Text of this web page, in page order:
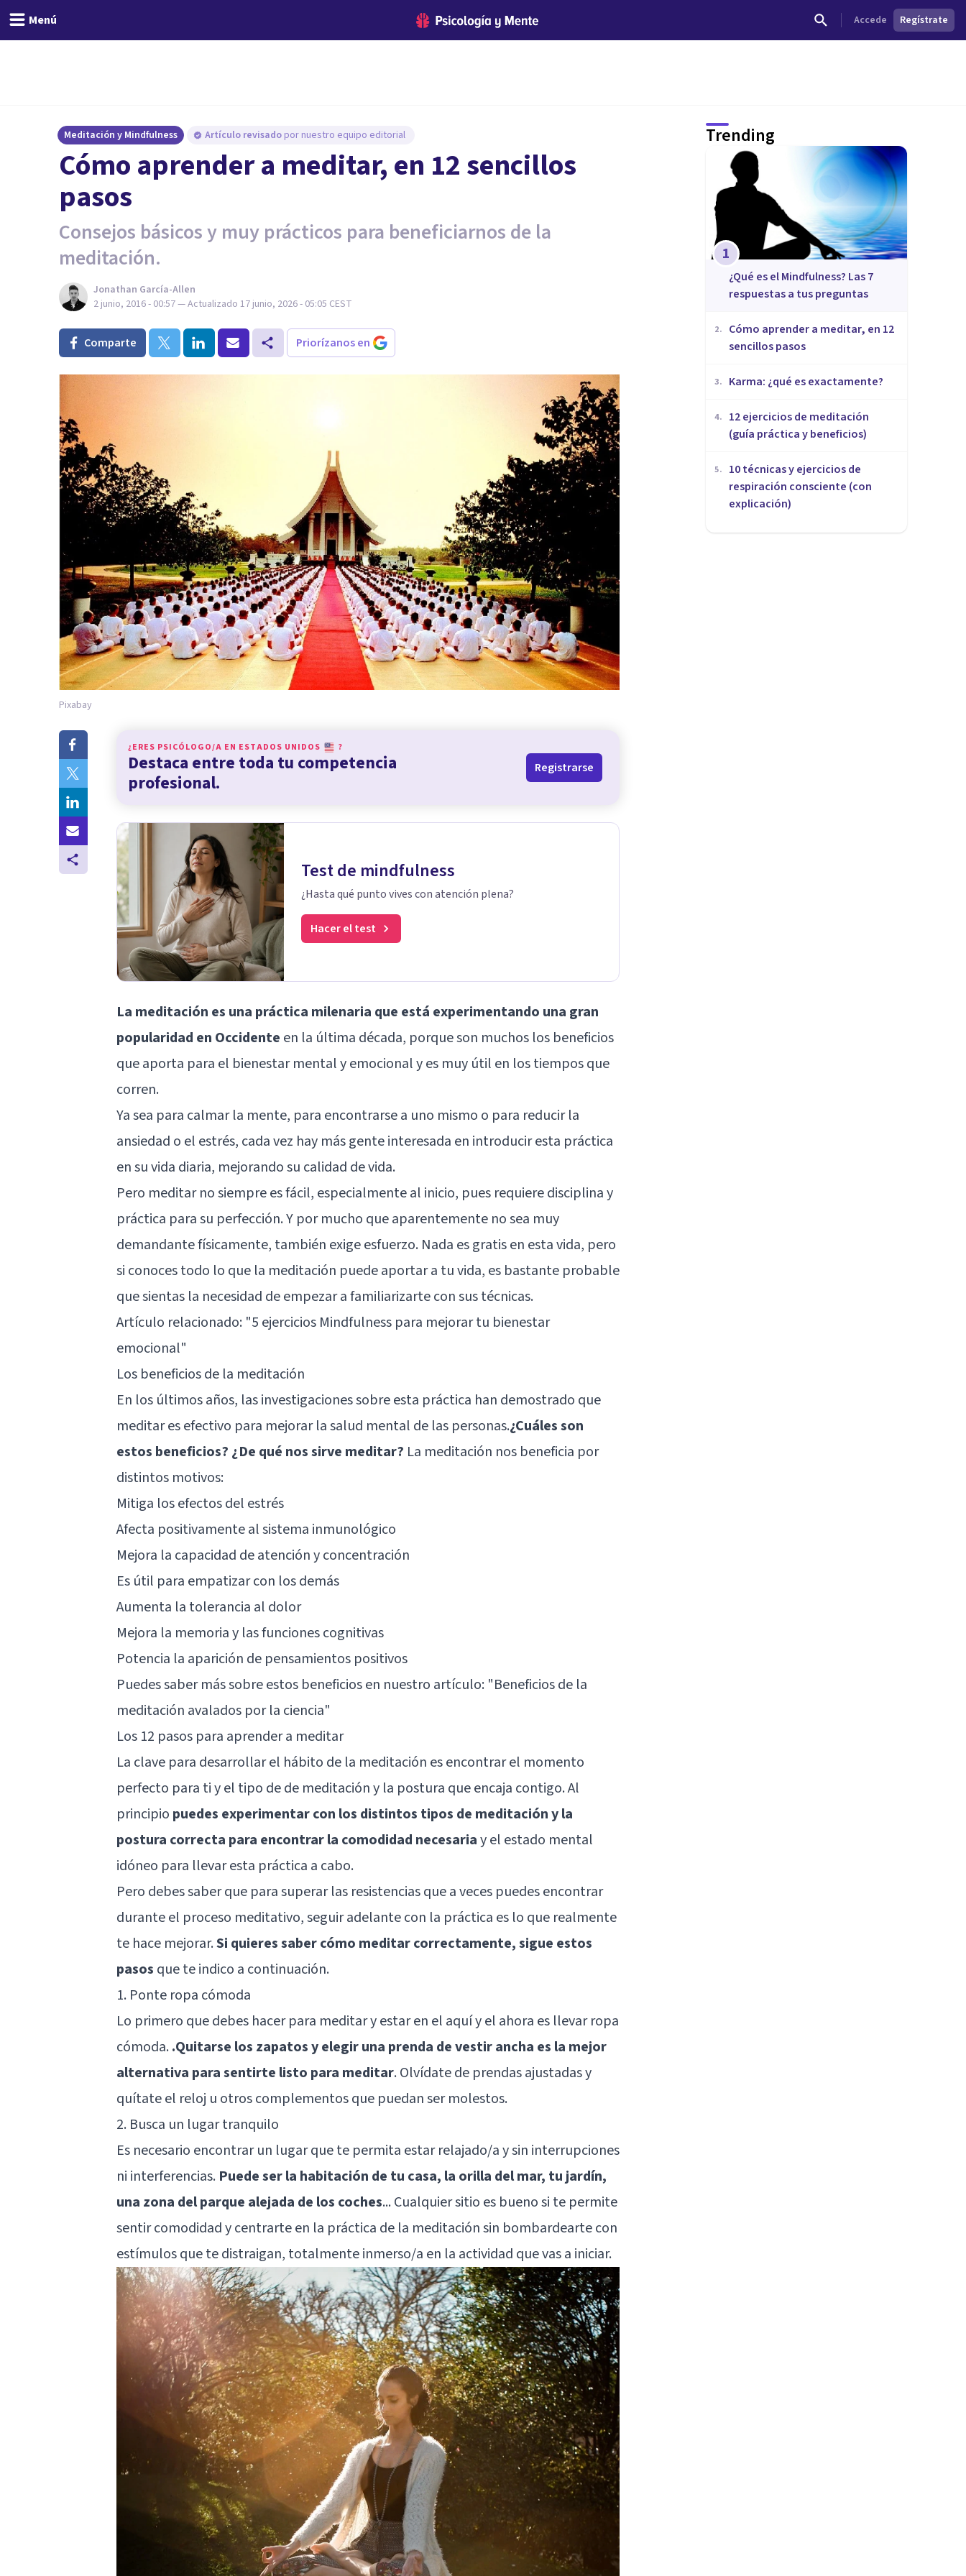
Menú Accede Regístrate
Meditación y Mindfulness Artículo revisado por nuestro equipo editorial
Cómo aprender a meditar, en 12 sencillos
pasos
Consejos básicos y muy prácticos para beneficiarnos de la
meditación.
Jonathan García-Allen
2 junio, 2016 - 00:57— Actualizado 17 junio, 2026 - 05:05 CEST
Comparte Priorízanos en
Pixabay
¿ERES PSICÓLOGO/A EN ESTADOS UNIDOS ?
Destaca entre toda tu competencia
profesional.
Registrarse
Test de mindfulness
¿Hasta qué punto vives con atención plena?
Hacer el test
La meditación es una práctica milenaria que está experimentando una gran
popularidad en Occidente en la última década, porque son muchos los beneficios
que aporta para el bienestar mental y emocional y es muy útil en los tiempos que
corren.
Ya sea para calmar la mente, para encontrarse a uno mismo o para reducir la
ansiedad o el estrés, cada vez hay más gente interesada en introducir esta práctica
en su vida diaria, mejorando su calidad de vida.
Pero meditar no siempre es fácil, especialmente al inicio, pues requiere disciplina y
práctica para su perfección. Y por mucho que aparentemente no sea muy
demandante físicamente, también exige esfuerzo. Nada es gratis en esta vida, pero
si conoces todo lo que la meditación puede aportar a tu vida, es bastante probable
que sientas la necesidad de empezar a familiarizarte con sus técnicas.
Artículo relacionado: "5 ejercicios Mindfulness para mejorar tu bienestar
emocional"
Los beneficios de la meditación
En los últimos años, las investigaciones sobre esta práctica han demostrado que
meditar es efectivo para mejorar la salud mental de las personas.¿Cuáles son
estos beneficios? ¿De qué nos sirve meditar? La meditación nos beneficia por
distintos motivos:
Mitiga los efectos del estrés
Afecta positivamente al sistema inmunológico
Mejora la capacidad de atención y concentración
Es útil para empatizar con los demás
Aumenta la tolerancia al dolor
Mejora la memoria y las funciones cognitivas
Potencia la aparición de pensamientos positivos
Puedes saber más sobre estos beneficios en nuestro artículo: "Beneficios de la
meditación avalados por la ciencia"
Los 12 pasos para aprender a meditar
La clave para desarrollar el hábito de la meditación es encontrar el momento
perfecto para ti y el tipo de de meditación y la postura que encaja contigo. Al
principio puedes experimentar con los distintos tipos de meditación y la
postura correcta para encontrar la comodidad necesariay el estado mental
idóneo para llevar esta práctica a cabo.
Pero debes saber que para superar las resistencias que a veces puedes encontrar
durante el proceso meditativo, seguir adelante con la práctica es lo que realmente
te hace mejorar.Si quieres saber cómo meditar correctamente, sigue estos
pasos que te indico a continuación.
1. Ponte ropa cómoda
Lo primero que debes hacer para meditar y estar en el aquí y el ahora es llevar ropa
cómoda..Quitarse los zapatos y elegir una prenda de vestir ancha es la mejor
alternativa para sentirte listo para meditar. Olvídate de prendas ajustadas y
quítate el reloj u otros complementos que puedan ser molestos.
2. Busca un lugar tranquilo
Es necesario encontrar un lugar que te permita estar relajado/a y sin interrupciones
ni interferencias. Puede ser la habitación de tu casa, la orilla del mar, tu jardín,
una zona del parque alejada de los coches... Cualquier sitio es bueno si te permite
sentir comodidad y centrarte en la práctica de la meditación sin bombardearte con
estímulos que te distraigan, totalmente inmerso/a en la actividad que vas a iniciar.
Trending
1
¿Qué es el Mindfulness? Las 7
respuestas a tus preguntas
2.
Cómo aprender a meditar, en 12
sencillos pasos
3. ​Karma: ¿qué es exactamente?
4.
12 ejercicios de meditación
(guía práctica y beneficios)
5.
10 técnicas y ejercicios de
respiración consciente (con
explicación)